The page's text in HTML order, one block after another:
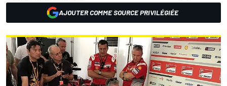
AJOUTER COMME SOURCE PRIVILÉGIÉE